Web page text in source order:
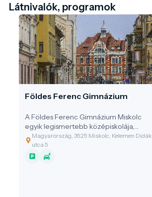
Látnivalók, programok
Földes Ferenc Gimnázium
A Földes Ferenc Gimnázium Miskolc
egyik legismertebb középiskolája,
amely az épület története, múltja miatt
a városnéző séták egyik fontos
helyszíne.
Magyarország, 3525 Miskolc, Kelemen Didák
utca 5